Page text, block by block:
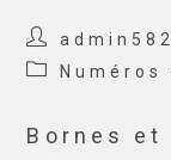
Numéros
Bornes et